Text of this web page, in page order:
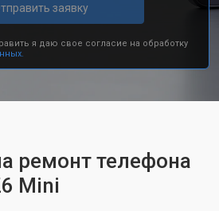
заявку
я даю свое согласие на обработку
ремонт телефона
Mini